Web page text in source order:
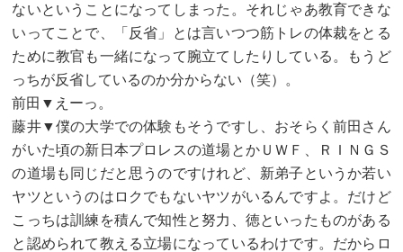
ないということになってしまった。それじゃあ教育できな
いってことで、「反省」とは言いつつ筋トレの体裁をとる
ために教官も一緒になって腕立てしたりしている。もうど
っちが反省しているのか分からない（笑）。
前田▼えーっ。
藤井▼僕の大学での体験もそうですし、おそらく前田さん
がいた頃の新日本プロレスの道場とかＵＷＦ、ＲＩＮＧＳ
の道場も同じだと思うのですけれど、新弟子というか若い
ヤツというのはロクでもないヤツがいるんですよ。だけど
こっちは訓練を積んで知性と努力、徳といったものがある
と認められて教える立場になっているわけです。だからロ